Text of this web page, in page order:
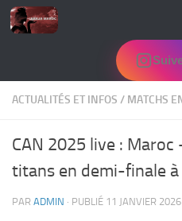
Skip to content
ACTUALITÉS ET INFOS / MATCHS
CAN 2025 live :
titans en demi-finale à
PAR ADMIN · PUBLIÉ 11 JANVIER 2026